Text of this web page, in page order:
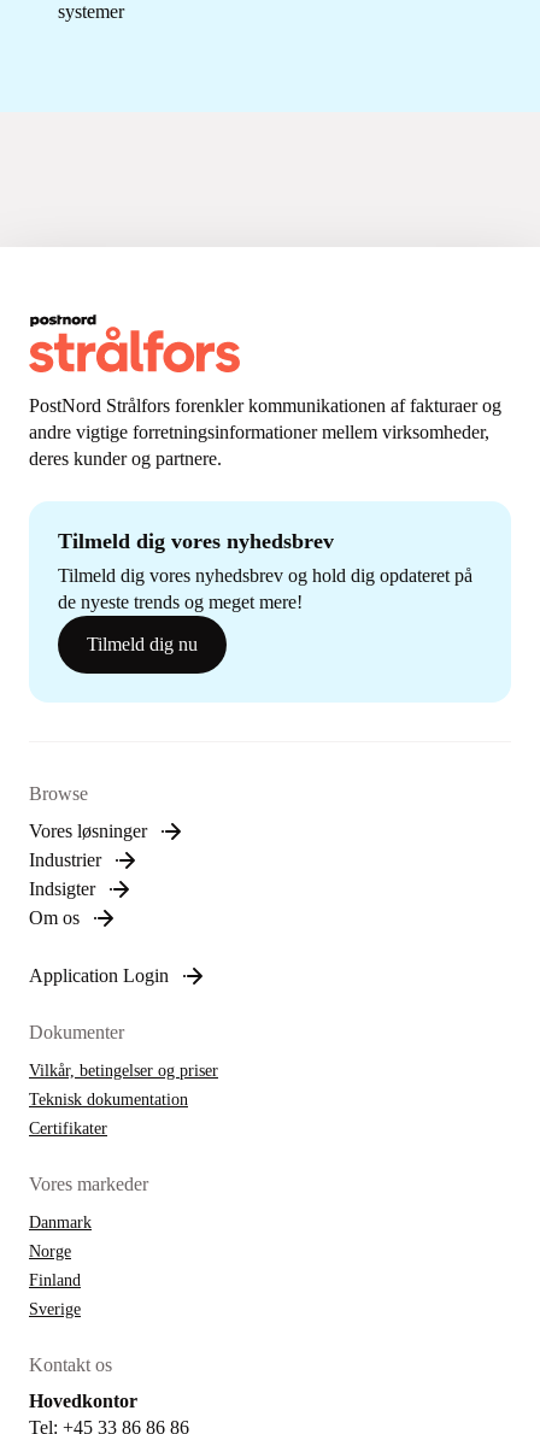
systemer
PostNord Strålfors forenkler kommunikationen af fakturaer og
andre vigtige forretningsinformationer mellem virksomheder,
deres kunder og partnere.
Tilmeld dig vores nyhedsbrev
Tilmeld dig vores nyhedsbrev og hold dig opdateret på
de nyeste trends og meget mere!
Tilmeld dig nu
Browse
Vores løsninger
Industrier
Indsigter
Om os
Application Login
Dokumenter
Vilkår, betingelser og priser
Teknisk dokumentation
Certifikater
Vores markeder
Danmark
Norge
Finland
Sverige
Kontakt os
Hovedkontor
Tel: +45 33 86 86 86